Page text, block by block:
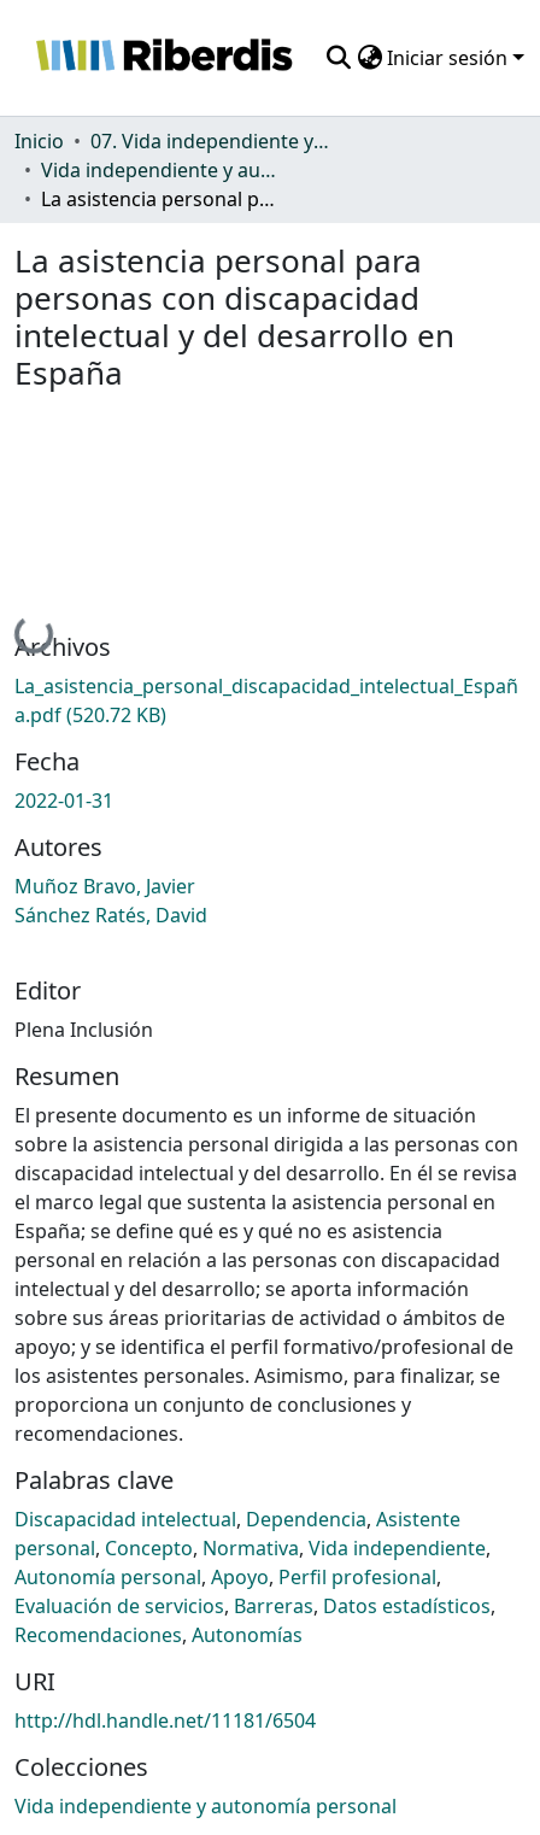
Iniciar sesión
Comunidades
Todo DSpace
Inicio
07. Vida independiente y autonomía personal
Vida independiente y autonomía personal
La asistencia personal para personas con discapacidad intelectual y del desarrollo en España
La asistencia personal para
personas con discapacidad
intelectual y del desarrollo en
España
Cargando...
Archivos
La_asistencia_personal_discapacidad_intelectual_Españ
a.pdf(520.72 KB)
Fecha
2022-01-31
Autores
Muñoz Bravo, Javier
Sánchez Ratés, David
Editor
Plena Inclusión
Resumen
El presente documento es un informe de situación
sobre la asistencia personal dirigida a las personas con
discapacidad intelectual y del desarrollo. En él se revisa
el marco legal que sustenta la asistencia personal en
España; se define qué es y qué no es asistencia
personal en relación a las personas con discapacidad
intelectual y del desarrollo; se aporta información
sobre sus áreas prioritarias de actividad o ámbitos de
apoyo; y se identifica el perfil formativo/profesional de
los asistentes personales. Asimismo, para finalizar, se
proporciona un conjunto de conclusiones y
recomendaciones.
Palabras clave
Discapacidad intelectual, Dependencia, Asistente
personal, Concepto, Normativa, Vida independiente,
Autonomía personal, Apoyo, Perfil profesional,
Evaluación de servicios, Barreras, Datos estadísticos,
Recomendaciones, Autonomías
URI
http://hdl.handle.net/11181/6504
Colecciones
Vida independiente y autonomía personal